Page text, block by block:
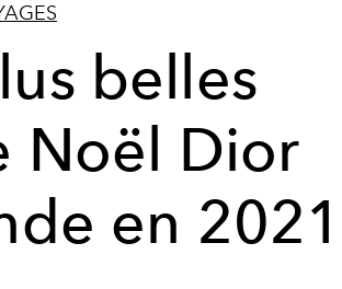
belles
Noël Dior
en 2021